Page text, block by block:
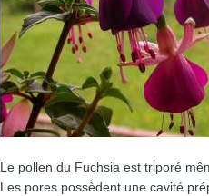
Le pollen du Fuchsia est triporé
Les pores possèdent une cavité